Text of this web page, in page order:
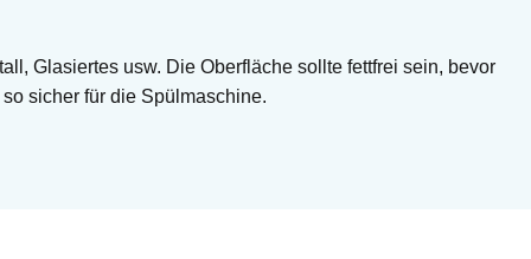
Glasiertes usw. Die Oberfläche sollte fettfrei sein, bevor
sicher für die Spülmaschine.